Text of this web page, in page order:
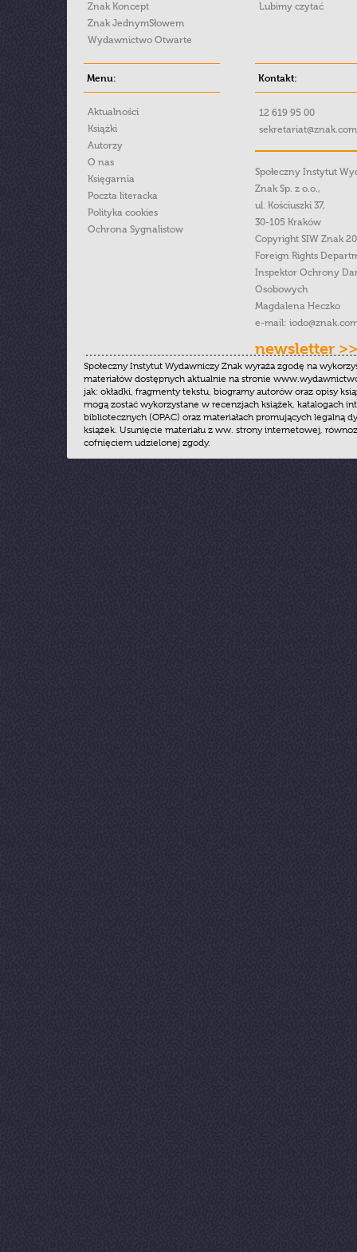
Znak Koncept
Znak JednymSłowem
Wydawnictwo Otwarte
Lubimy czytać
Menu:
Aktualności
Książki
Autorzy
O nas
Księgarnia
Poczta literacka
Polityka cookies
Ochrona Sygnalistow
Kontakt:
12 619 95 00
Społeczny Instytut
Znak Sp. z o.o.,
ul. Kościuszki 37,
30-105 Kraków
Copyright SIW Znak
Foreign Rights
Inspektor Ochrony
Osobowych
Magdalena Heczko
e-mail:
newsletter >>
Społeczny Instytut Wydawniczy Znak wyraża zgodę na
materiałów dostępnych aktualnie na stronie
jak: okładki, fragmenty tekstu, biogramy autorów oraz opisy
mogą zostać wykorzystane w recenzjach książek, katalogach
bibliotecznych (OPAC) oraz materiałach promujących legalną
książek. Usunięcie materiału z ww. strony internetowej,
cofnięciem udzielonej zgody.